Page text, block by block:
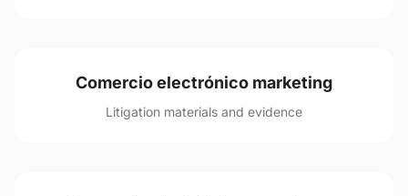
Comercio electrónico marketing
Litigation materials and evidence